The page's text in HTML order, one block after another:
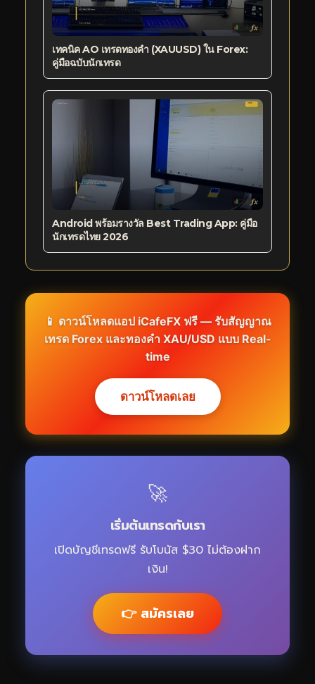
เทคนิค AO เทรดทองคำ (XAUUSD) ใน Forex:
คู่มือฉบับนักเทรด
Android พร้อมรางวัล Best Trading App: คู่มือ
นักเทรดไทย 2026
📱 ดาวน์โหลดแอป iCafeFX ฟรี — รับสัญญาณ
เทรด Forex และทองคำ XAU/USD แบบ Real-
time
ดาวน์โหลดเลย
🚀
เริ่มต้นเทรดกับเรา
เปิดบัญชีเทรดฟรี รับโบนัส $30 ไม่ต้องฝาก
เงิน!
👉 สมัครเลย